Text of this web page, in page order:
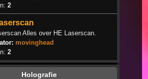
2
Alles over HE Laserscan.
movinghead
2
Holografie